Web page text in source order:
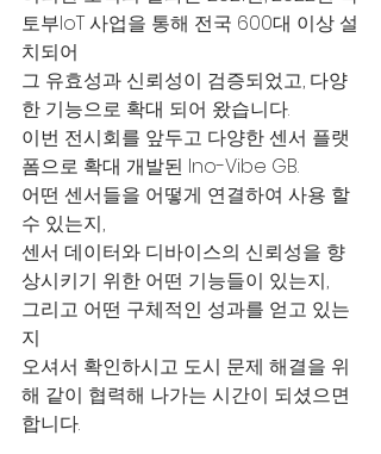
토부IoT 사업을 통해 전국 600대 이상 설
치되어
그 유효성과 신뢰성이 검증되었고, 다양
한 기능으로 확대 되어 왔습니다.
이번 전시회를 앞두고 다양한 센서 플랫
폼으로 확대 개발된 Ino-Vibe GB.
어떤 센서들을 어떻게 연결하여 사용 할
수 있는지,
센서 데이터와 디바이스의 신뢰성을 향
상시키기 위한 어떤 기능들이 있는지,
그리고 어떤 구체적인 성과를 얻고 있는
지
오셔서 확인하시고 도시 문제 해결을 위
해 같이 협력해 나가는 시간이 되셨으면
합니다.